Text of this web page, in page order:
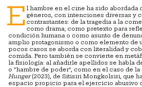
E l hambre en el cine ha sido abordada
géneros, con intenciones diversas y
contrastantes: de la tragedia a la
como drama; como pretexto para
condición humana o como asunto de
amplio protagonismo o como elemento de
pocos casos se aborda con literalidad y
comida. Pero también se convierte en
la fisiología: al añadirle apellidos se habla
o “hambre de poder”, como en el caso de
Hunger(2023), de Sitisiri Mongkolsiri, que
espacio propicio para el ejercicio abusivo